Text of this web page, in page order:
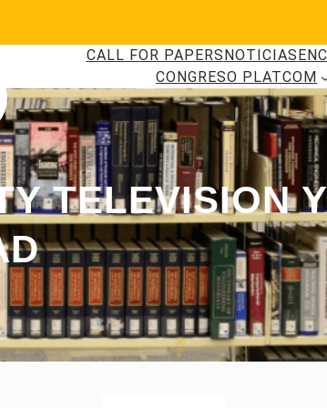
CALL FOR PAPERS NOTICIAS
CONGRESO PLATCOM
TELEVISION Y